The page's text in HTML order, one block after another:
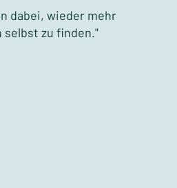
dabei, wieder mehr
selbst zu finden."